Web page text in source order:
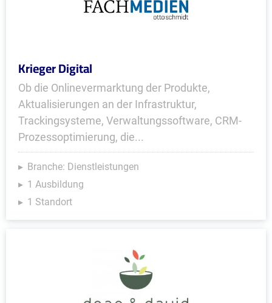
Krieger Digital
Ob die Onlinevermarktung der Produkte,
Aktualisierungen an der Infrastruktur,
Trackingsysteme, Verwaltungssoftware, CRM-
Prozessoptimierung, die...
Branche: Dienstleistungen
1 Ausbildung
1 Standort